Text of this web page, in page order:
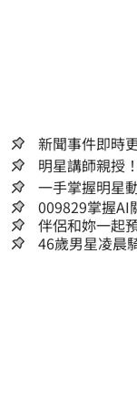
新聞事件即時
明星講師親授
009829掌握AI
伴侶和妳一起
46歲男星凌晨